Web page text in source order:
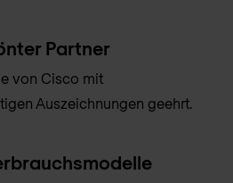
Partner
von Cisco mit
Auszeichnungen geehrt.